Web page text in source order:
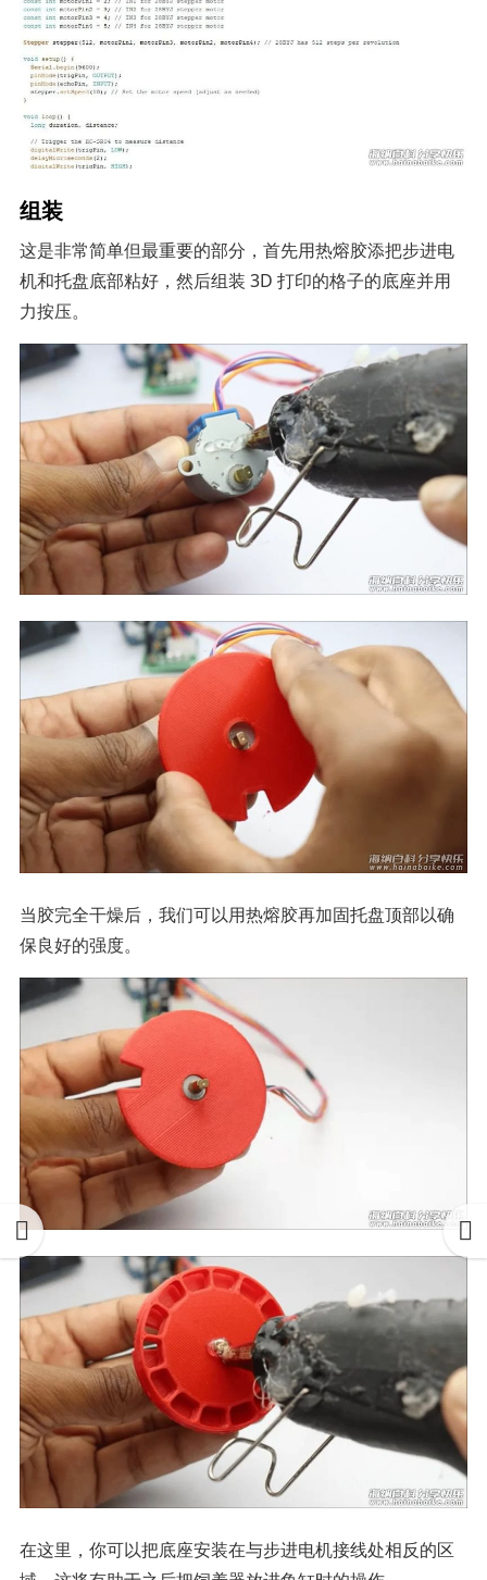
组装
这是非常简单但最重要的部分，首先用热熔胶添把步进电
机和托盘底部粘好，然后组装 3D 打印的格子的底座并用
力按压。
当胶完全干燥后，我们可以用热熔胶再加固托盘顶部以确
保良好的强度。
在这里，你可以把底座安装在与步进电机接线处相反的区